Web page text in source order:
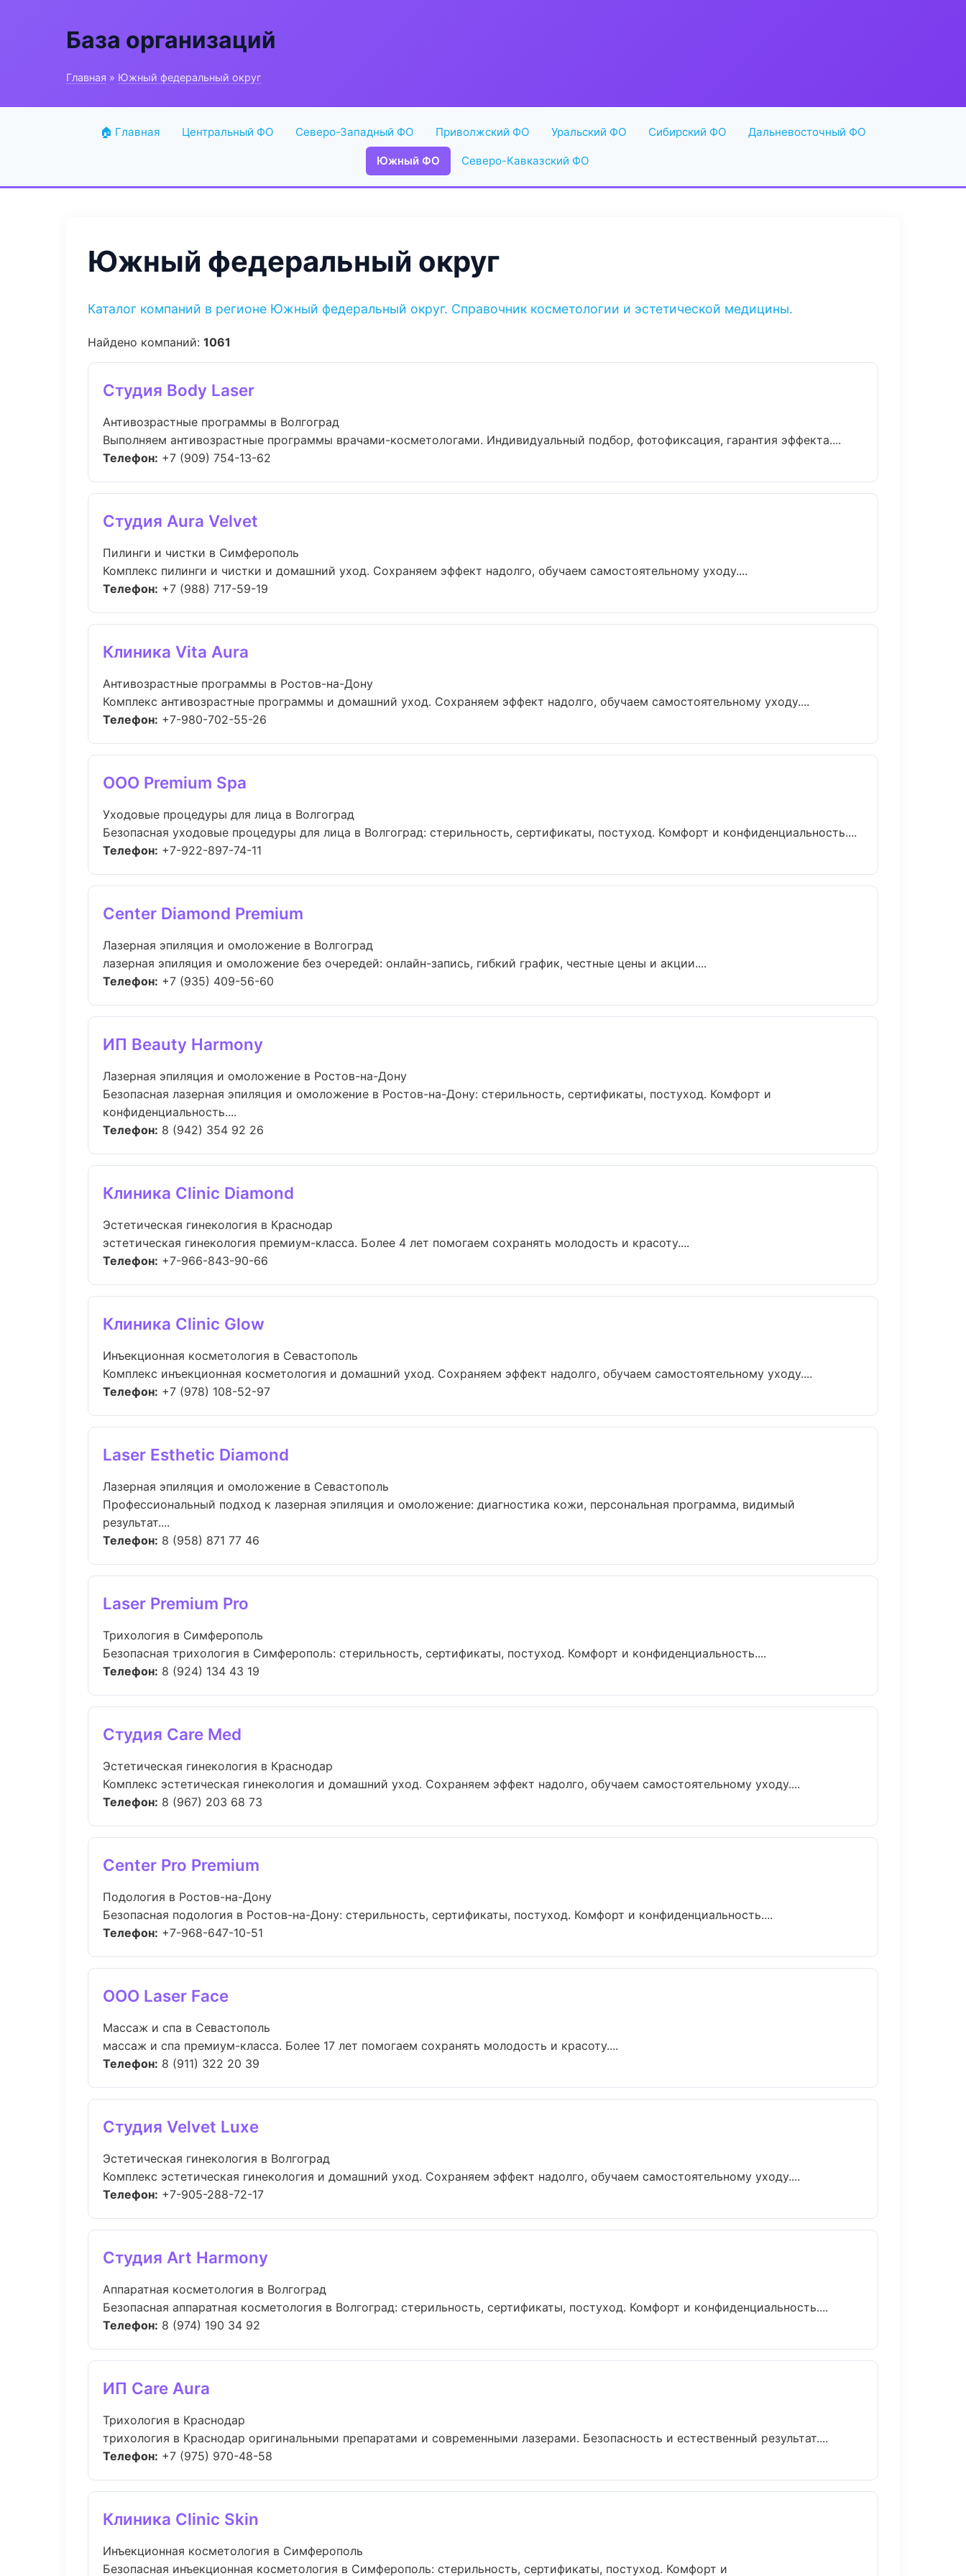
База организаций
Главная » Южный федеральный округ
🏠 Главная Центральный ФО Северо-Западный ФО Приволжский ФО Уральский ФО Сибирский ФО Дальневосточный ФО
Южный ФО Северо-Кавказский ФО
Южный федеральный округ
Каталог компаний в регионе Южный федеральный округ. Справочник косметологии и эстетической медицины.
Найдено компаний: 1061
Студия Body Laser
Антивозрастные программы в Волгоград
Выполняем антивозрастные программы врачами-косметологами. Индивидуальный подбор, фотофиксация, гарантия эффекта....
Телефон: +7 (909) 754-13-62
Студия Aura Velvet
Пилинги и чистки в Симферополь
Комплекс пилинги и чистки и домашний уход. Сохраняем эффект надолго, обучаем самостоятельному уходу....
Телефон: +7 (988) 717-59-19
Клиника Vita Aura
Антивозрастные программы в Ростов-на-Дону
Комплекс антивозрастные программы и домашний уход. Сохраняем эффект надолго, обучаем самостоятельному уходу....
Телефон: +7-980-702-55-26
ООО Premium Spa
Уходовые процедуры для лица в Волгоград
Безопасная уходовые процедуры для лица в Волгоград: стерильность, сертификаты, постуход. Комфорт и конфиденциальность....
Телефон: +7-922-897-74-11
Center Diamond Premium
Лазерная эпиляция и омоложение в Волгоград
лазерная эпиляция и омоложение без очередей: онлайн-запись, гибкий график, честные цены и акции....
Телефон: +7 (935) 409-56-60
ИП Beauty Harmony
Лазерная эпиляция и омоложение в Ростов-на-Дону
Безопасная лазерная эпиляция и омоложение в Ростов-на-Дону: стерильность, сертификаты, постуход. Комфорт и
конфиденциальность....
Телефон: 8 (942) 354 92 26
Клиника Clinic Diamond
Эстетическая гинекология в Краснодар
эстетическая гинекология премиум-класса. Более 4 лет помогаем сохранять молодость и красоту....
Телефон: +7-966-843-90-66
Клиника Clinic Glow
Инъекционная косметология в Севастополь
Комплекс инъекционная косметология и домашний уход. Сохраняем эффект надолго, обучаем самостоятельному уходу....
Телефон: +7 (978) 108-52-97
Laser Esthetic Diamond
Лазерная эпиляция и омоложение в Севастополь
Профессиональный подход к лазерная эпиляция и омоложение: диагностика кожи, персональная программа, видимый
результат....
Телефон: 8 (958) 871 77 46
Laser Premium Pro
Трихология в Симферополь
Безопасная трихология в Симферополь: стерильность, сертификаты, постуход. Комфорт и конфиденциальность....
Телефон: 8 (924) 134 43 19
Студия Care Med
Эстетическая гинекология в Краснодар
Комплекс эстетическая гинекология и домашний уход. Сохраняем эффект надолго, обучаем самостоятельному уходу....
Телефон: 8 (967) 203 68 73
Center Pro Premium
Подология в Ростов-на-Дону
Безопасная подология в Ростов-на-Дону: стерильность, сертификаты, постуход. Комфорт и конфиденциальность....
Телефон: +7-968-647-10-51
ООО Laser Face
Массаж и спа в Севастополь
массаж и спа премиум-класса. Более 17 лет помогаем сохранять молодость и красоту....
Телефон: 8 (911) 322 20 39
Студия Velvet Luxe
Эстетическая гинекология в Волгоград
Комплекс эстетическая гинекология и домашний уход. Сохраняем эффект надолго, обучаем самостоятельному уходу....
Телефон: +7-905-288-72-17
Студия Art Harmony
Аппаратная косметология в Волгоград
Безопасная аппаратная косметология в Волгоград: стерильность, сертификаты, постуход. Комфорт и конфиденциальность....
Телефон: 8 (974) 190 34 92
ИП Care Aura
Трихология в Краснодар
трихология в Краснодар оригинальными препаратами и современными лазерами. Безопасность и естественный результат....
Телефон: +7 (975) 970-48-58
Клиника Clinic Skin
Инъекционная косметология в Симферополь
Безопасная инъекционная косметология в Симферополь: стерильность, сертификаты, постуход. Комфорт и